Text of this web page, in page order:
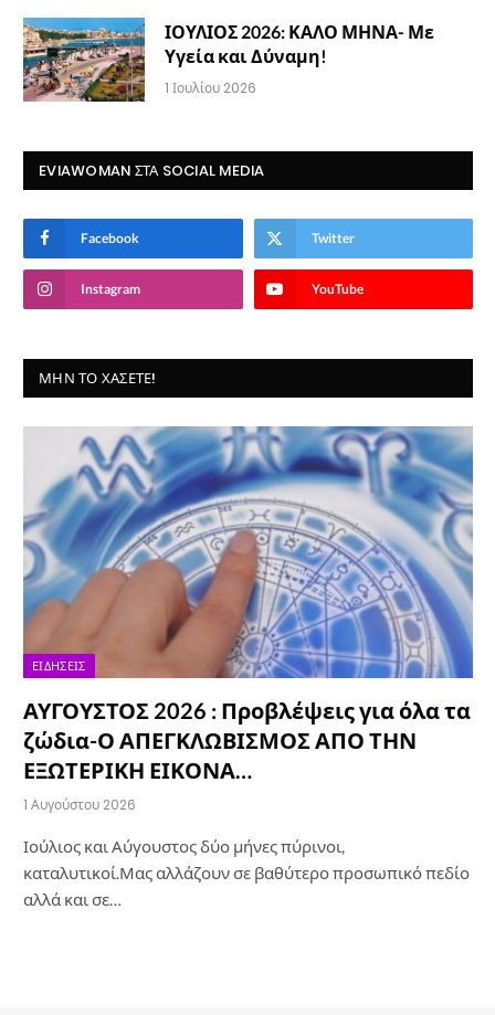
ΙΟΥΛΙΟΣ 2026: ΚΑΛΟ ΜΗΝΑ- Με
Υγεία και Δύναμη!
1 Ιουλίου 2026
EVIAWOMAN ΣΤΑ SOCIAL MEDIA
Facebook Twitter
Instagram YouTube
ΜΗΝ ΤΟ ΧΆΣΕΤΕ!
ΕΙΔΉΣΕΙΣ
ΑΥΓΟΥΣΤΟΣ 2026 : Προβλέψεις για όλα τα
ζώδια-Ο ΑΠΕΓΚΛΩΒΙΣΜΟΣ ΑΠΟ ΤΗΝ
ΕΞΩΤΕΡΙΚΗ ΕΙΚΟΝΑ…
1 Αυγούστου 2026
Ιούλιος και Αύγουστος δύο μήνες πύρινοι,
καταλυτικοί.Μας αλλάζουν σε βαθύτερο προσωπικό πεδίο
αλλά και σε…